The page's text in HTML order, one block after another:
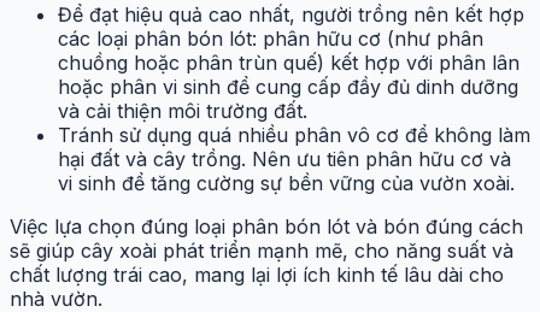
Để đạt hiệu quả cao nhất, người trồng nên kết hợp
các loại phân bón lót: phân hữu cơ (như phân
chuồng hoặc phân trùn quế) kết hợp với phân lân
hoặc phân vi sinh để cung cấp đầy đủ dinh dưỡng
và cải thiện môi trường đất.
Tránh sử dụng quá nhiều phân vô cơ để không làm
hại đất và cây trồng. Nên ưu tiên phân hữu cơ và
vi sinh để tăng cường sự bền vững của vườn xoài.
Việc lựa chọn đúng loại phân bón lót và bón đúng cách
sẽ giúp cây xoài phát triển mạnh mẽ, cho năng suất và
chất lượng trái cao, mang lại lợi ích kinh tế lâu dài cho
nhà vườn.